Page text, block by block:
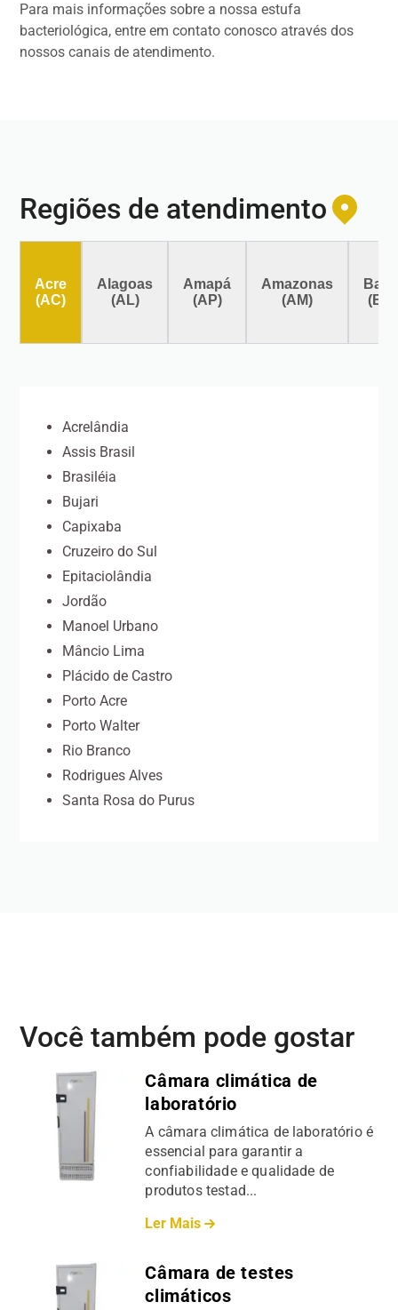
Para mais informações sobre a nossa estufa
bacteriológica, entre em contato conosco através dos
nossos canais de atendimento.
Regiões de atendimento
Acre
(AC)
Alagoas
(AL)
Amapá
(AP)
Amazonas
(AM)
(BA)
Acrelândia
Assis Brasil
Brasiléia
Bujari
Capixaba
Cruzeiro do Sul
Epitaciolândia
Jordão
Manoel Urbano
Mâncio Lima
Plácido de Castro
Porto Acre
Porto Walter
Rio Branco
Rodrigues Alves
Santa Rosa do Purus
Você também pode gostar
Câmara climática de
laboratório
A câmara climática de laboratório é
essencial para garantir a
confiabilidade e qualidade de
produtos testad...
Ler Mais
Câmara de testes
climáticos